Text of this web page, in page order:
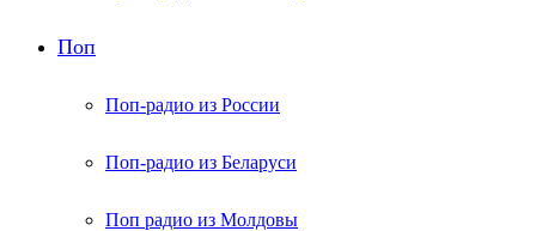
Поп
Поп-радио из России
Поп-радио из Беларуси
Поп радио из Молдовы